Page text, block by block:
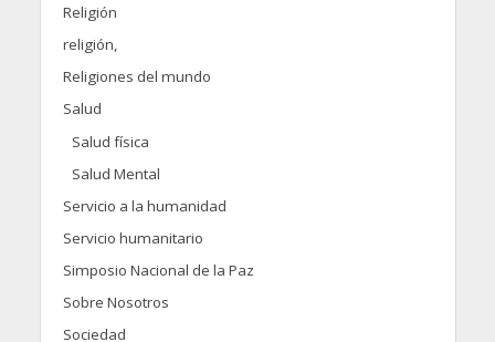
Religión
religión,
Religiones del mundo
Salud
Salud física
Salud Mental
Servicio a la humanidad
Servicio humanitario
Simposio Nacional de la Paz
Sobre Nosotros
Sociedad